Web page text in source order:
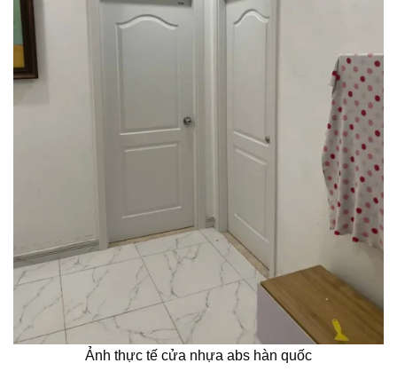
Ảnh thực tế cửa nhựa abs hàn quốc